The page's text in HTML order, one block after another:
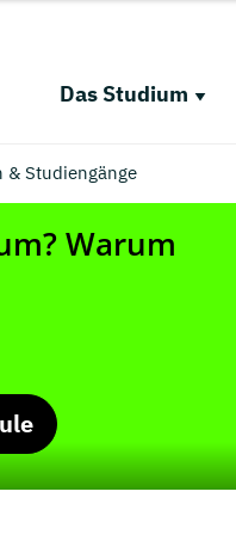
Das Studium
& Studiengänge